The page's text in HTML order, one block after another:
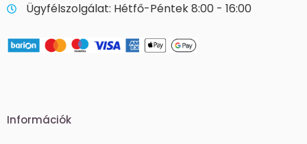
Ügyfélszolgálat: Hétfő-Péntek 8:00 - 16:00
Információk